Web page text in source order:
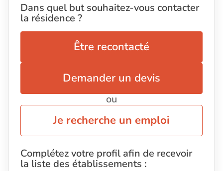
Dans quel but souhaitez-vous contacter
la résidence ?
Être recontacté
Demander un devis
ou
Je recherche un emploi
Complétez votre profil afin de recevoir
la liste des établissements :